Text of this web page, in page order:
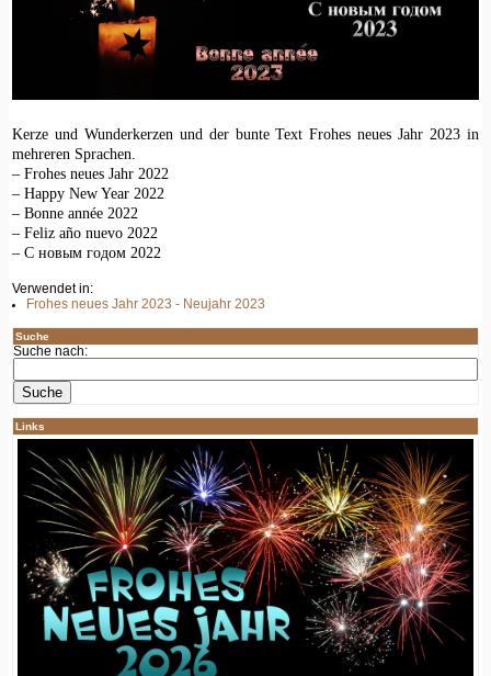
Kerze und Wunderkerzen und der bunte Text Frohes neues Jahr 2023 in
mehreren Sprachen.
– Frohes neues Jahr 2022
– Happy New Year 2022
– Bonne année 2022
– Feliz año nuevo 2022
– C новым годом 2022
Verwendet in:
Frohes neues Jahr 2023 - Neujahr 2023
Suche
Suche nach:
Links